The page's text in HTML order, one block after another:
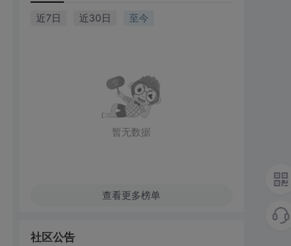
近7日 近30日 至今
暂无数据
查看更多榜单
社区公告